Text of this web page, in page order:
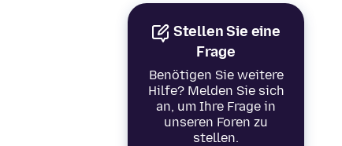
Stellen Sie eine
Frage
Benötigen Sie weitere
Hilfe? Melden Sie sich
an, um Ihre Frage in
unseren Foren zu
stellen.